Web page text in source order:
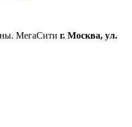
МегаСити г. Москва, ул.